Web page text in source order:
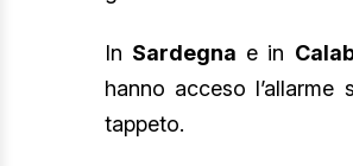
In Sardegna e in
hanno acceso
tappeto.